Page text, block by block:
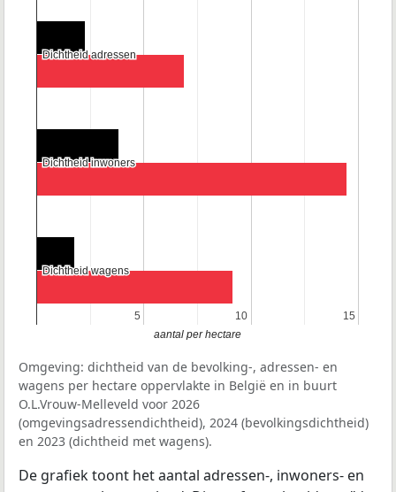
5
5 10
10 15
15
Dichtheid adressen
Dichtheid adressen
Dichtheid inwoners
Dichtheid inwoners
Dichtheid wagens
Dichtheid wagens
aantal per hectare
Omgeving: dichtheid van de bevolking-, adressen- en
wagens per hectare oppervlakte in België en in buurt
O.L.Vrouw-Melleveld voor 2026
(omgevingsadressendichtheid), 2024 (bevolkingsdichtheid)
en 2023 (dichtheid met wagens).
De grafiek toont het aantal adressen-, inwoners- en